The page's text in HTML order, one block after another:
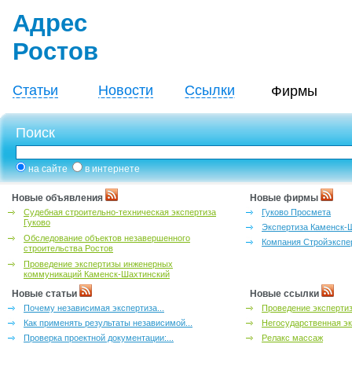
Адрес
Ростов
Статьи Новости Ссылки Фирмы
Поиск
на сайте в интернете
Новые объявления
Судебная строительно-техническая экспертиза
Гуково
Обследование объектов незавершенного
строительства Ростов
Проведение экспертизы инженерных
коммуникаций Каменск-Шахтинский
Новые фирмы
Гуково Просмета
Экспертиза Каменск-
Компания
Новые статьи
Почему независимая экспертиза...
Как применять результаты независимой...
Проверка проектной документации:...
Новые ссылки
Проведение
Негосударственная
Релакс массаж